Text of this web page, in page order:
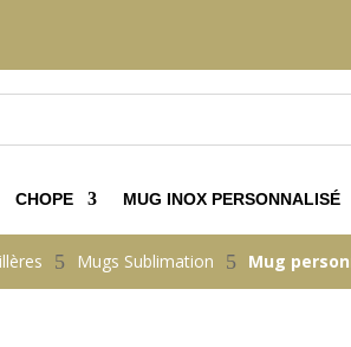
CHOPE MUG INOX PERSONNALISÉ
5 Mugs Sublimation 5 Mug